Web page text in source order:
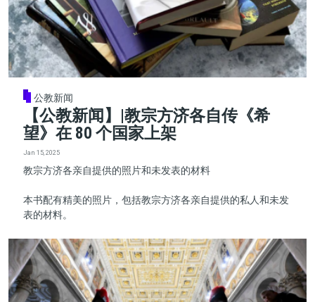
公教新闻
【公教新闻】|教宗方济各自传《希
望》在 80 个国家上架
Jan 15, 2025
教宗方济各亲自提供的照片和未发表的材料
本书配有精美的照片，包括教宗方济各亲自提供的私人和未发
表的材料。